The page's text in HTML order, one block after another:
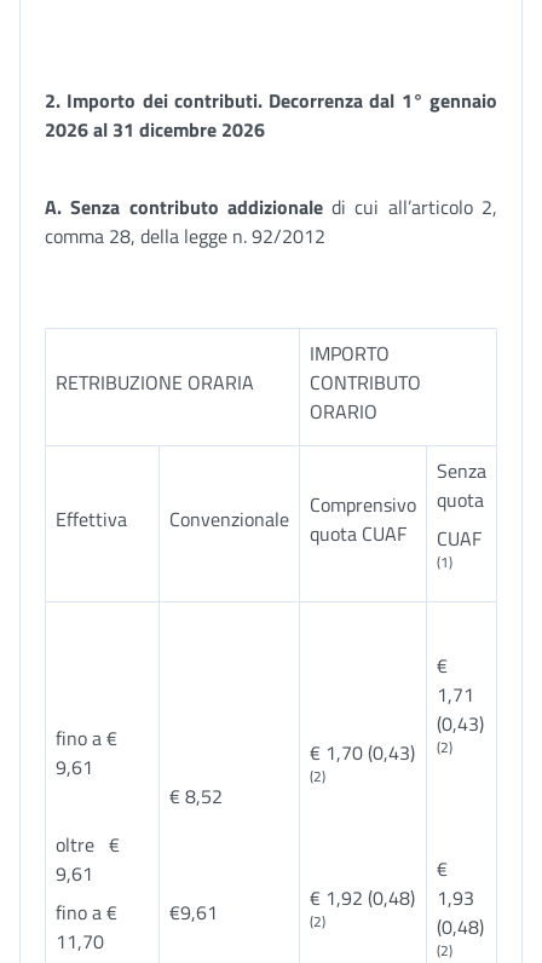
2. Importo dei contributi. Decorrenza dal 1° gennaio
2026 al 31 dicembre 2026
A. Senza contributo addizionaledi cui all’articolo 2,
comma 28, della legge n. 92/2012
RETRIBUZIONE ORARIA
IMPORTO
CONTRIBUTO
ORARIO
Effettiva Convenzionale
Comprensivo
quota CUAF
Senza
quota
CUAF
(1)
fino a €
9,61
oltre €
9,61
fino a €
11,70
€ 8,52
€9,61
€ 1,70 (0,43)
(2)
€ 1,92 (0,48)
(2)
€
1,71
(0,43)
(2)
€
1,93
(0,48)
(2)